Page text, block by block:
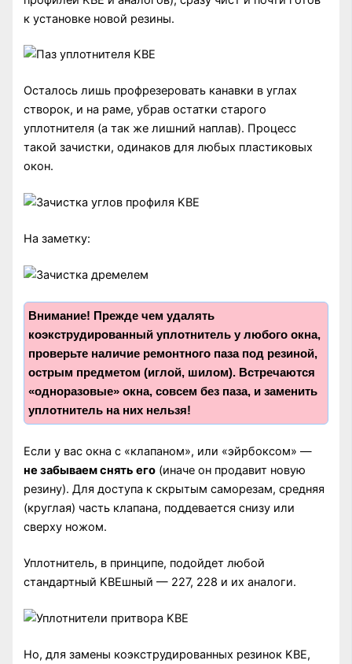
к установке новой резины.
Осталось лишь профрезеровать канавки в углах
створок, и на раме, убрав остатки старого
уплотнителя (а так же лишний наплав). Процесс
такой зачистки, одинаков для любых пластиковых
окон.
На заметку:
Внимание! Прежде чем удалять
коэкструдированный уплотнитель у любого окна,
проверьте наличие ремонтного паза под резиной,
острым предметом (иглой, шилом). Встречаются
«одноразовые» окна, совсем без паза, и заменить
уплотнитель на них нельзя!
Если у вас окна с «клапаном», или «эйрбоксом» —
не забываем снять его (иначе он продавит новую
резину). Для доступа к скрытым саморезам, средняя
(круглая) часть клапана, поддевается снизу или
сверху ножом.
Уплотнитель, в принципе, подойдет любой
стандартный KBEшный — 227, 228 и их аналоги.
Но, для замены коэкструдированных резинок KBE,